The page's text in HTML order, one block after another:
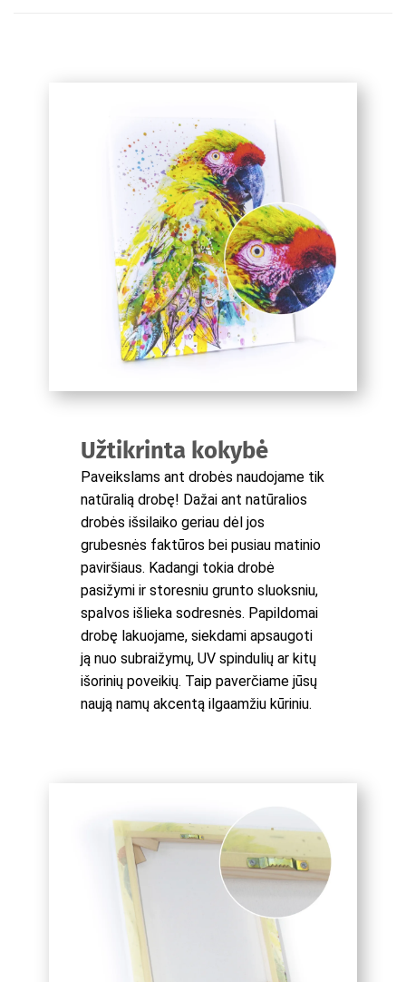
Užtikrinta kokybė
Paveikslams ant drobės naudojame tik
natūralią drobę! Dažai ant natūralios
drobės išsilaiko geriau dėl jos
grubesnės faktūros bei pusiau matinio
paviršiaus. Kadangi tokia drobė
pasižymi ir storesniu grunto sluoksniu,
spalvos išlieka sodresnės. Papildomai
drobę lakuojame, siekdami apsaugoti
ją nuo subraižymų, UV spindulių ar kitų
išorinių poveikių. Taip paverčiame jūsų
naują namų akcentą ilgaamžiu kūriniu.